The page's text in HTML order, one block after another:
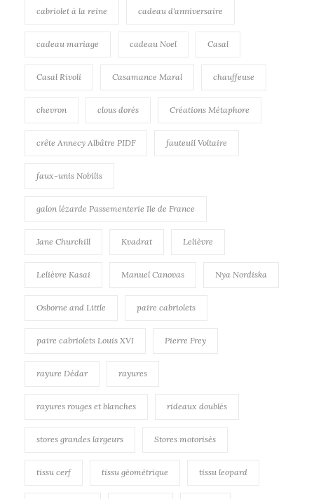
cabriolet à la reine cadeau d'anniversaire
cadeau mariage cadeau Noel Casal
Casal Rivoli Casamance Maral chauffeuse
chevron clous dorés Créations Métaphore
crête Annecy Albâtre PIDF fauteuil Voltaire
faux-unis Nobilis
galon lézarde Passementerie Ile de France
Jane Churchill Kvadrat Lelièvre
Lelièvre Kasai Manuel Canovas Nya Nordiska
Osborne and Little paire cabriolets
paire cabriolets Louis XVI Pierre Frey
rayure Dédar rayures
rayures rouges et blanches rideaux doublés
stores grandes largeurs Stores motorisés
tissu cerf tissu géométrique tissu leopard